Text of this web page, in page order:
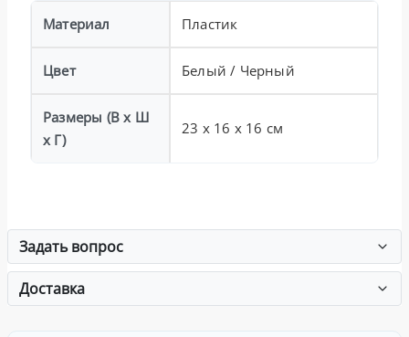
Материал Пластик
Цвет Белый / Черный
Размеры (В x Ш
x Г)
23 x 16 x 16 см
Задать вопрос
Доставка